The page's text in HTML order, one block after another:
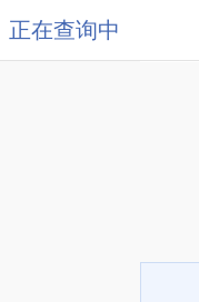
正在查询中